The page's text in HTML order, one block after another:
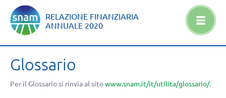
RELAZIONE FINANZIARIA
ANNUALE 2020
Glossario
Per il Glossario si rinvia al sitowww.snam.it/it/utilita/glossario/.